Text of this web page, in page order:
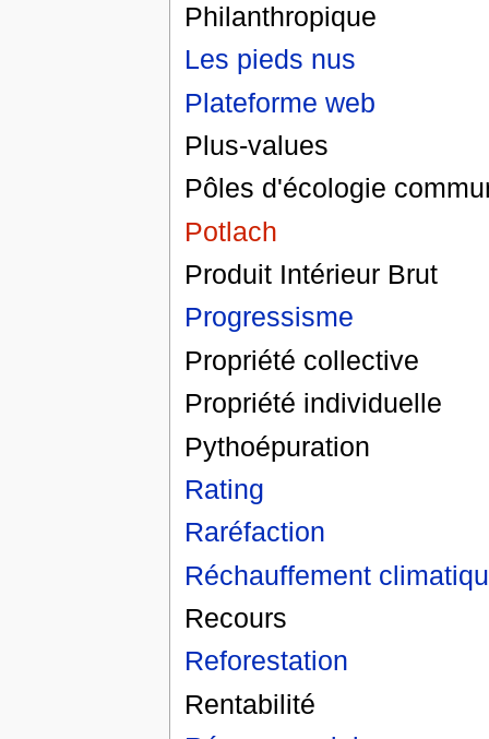
Philanthropique
Les pieds nus
Plateforme web
Plus-values
Pôles d'écologie
Potlach
Produit Intérieur Brut
Progressisme
Propriété collective
Propriété individuelle
Pythoépuration
Rating
Raréfaction
Réchauffement
Recours
Reforestation
Rentabilité